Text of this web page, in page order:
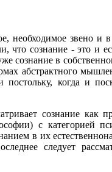
необходимое звено и
что сознание - это и
сознание в
абстрактного
когда и
сознание как
с категорией
в их
следует